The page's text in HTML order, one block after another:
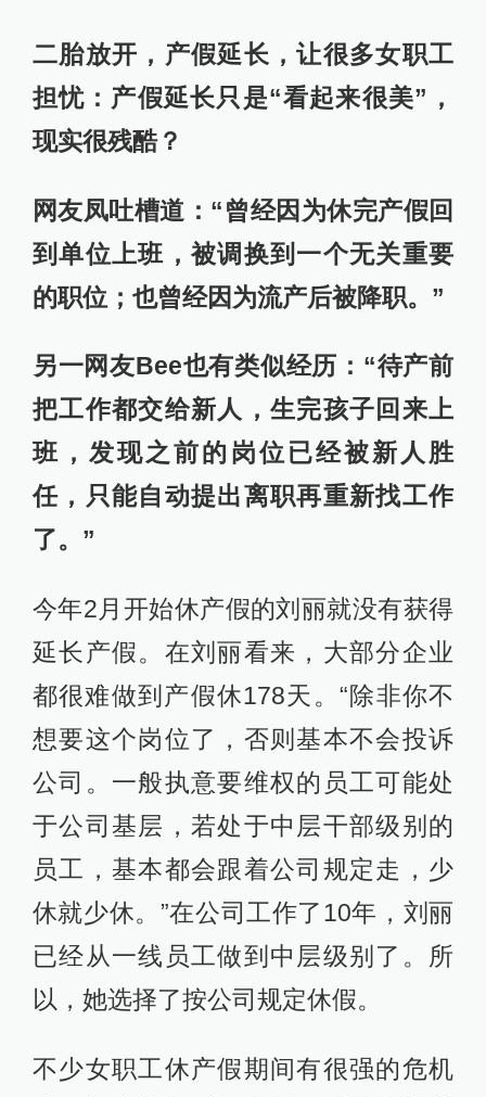
二胎放开，产假延长，让很多女职工
担忧：产假延长只是“看起来很美”，
现实很残酷？
网友凤吐槽道：“曾经因为休完产假回
到单位上班，被调换到一个无关重要
的职位；也曾经因为流产后被降职。”
另一网友Bee也有类似经历：“待产前
把工作都交给新人，生完孩子回来上
班，发现之前的岗位已经被新人胜
任，只能自动提出离职再重新找工作
了。”
今年2月开始休产假的刘丽就没有获得
延长产假。在刘丽看来，大部分企业
都很难做到产假休178天。“除非你不
想要这个岗位了，否则基本不会投诉
公司。一般执意要维权的员工可能处
于公司基层，若处于中层干部级别的
员工，基本都会跟着公司规定走，少
休就少休。”在公司工作了10年，刘丽
已经从一线员工做到中层级别了。所
以，她选择了按公司规定休假。
不少女职工休产假期间有很强的危机